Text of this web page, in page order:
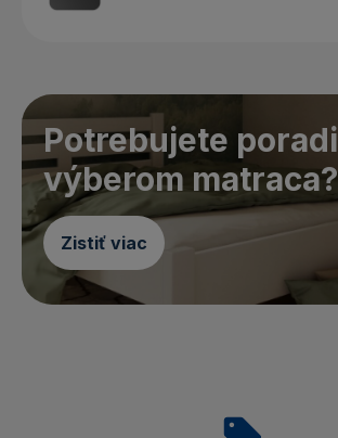
Potrebujete
výberom matraca?
Zistiť viac